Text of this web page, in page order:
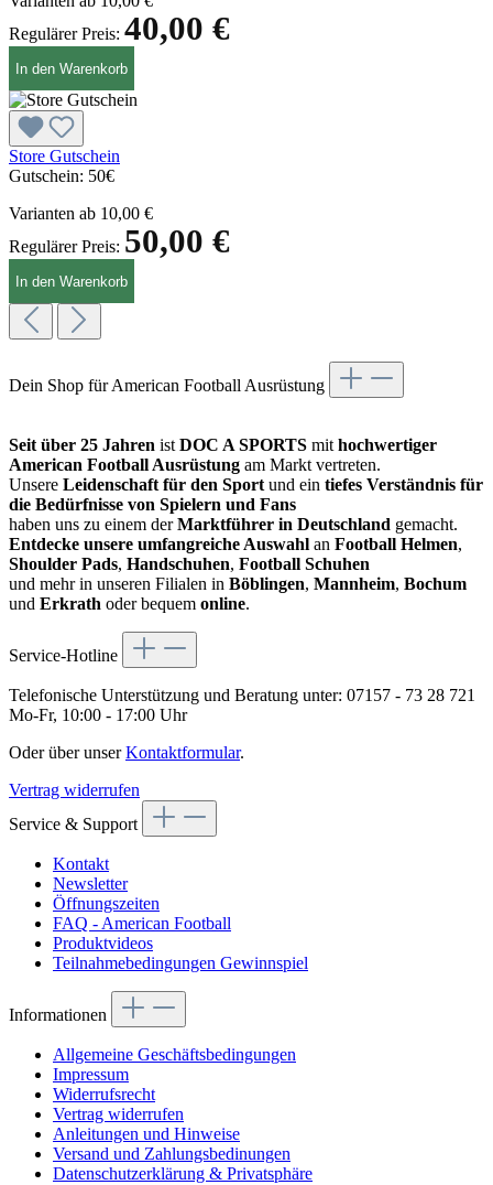
Regulärer Preis: 40,00 €
In den Warenkorb
Store Gutschein
Gutschein: 50€
Varianten ab 10,00 €
Regulärer Preis: 50,00 €
In den Warenkorb
Dein Shop für American Football Ausrüstung
Seit über 25 Jahren ist DOC A SPORTS mit hochwertiger
American Football Ausrüstung am Markt vertreten.
Unsere Leidenschaft für den Sport und ein tiefes Verständnis für
die Bedürfnisse von Spielern und Fans
haben uns zu einem derMarktführer in Deutschland gemacht.
Entdecke unsere umfangreiche Auswahl an Football Helmen,
Shoulder Pads, Handschuhen, Football Schuhen
und mehr in unseren Filialen in Böblingen, Mannheim, Bochum
und Erkrath oder bequem online.
Service-Hotline
Telefonische Unterstützung und Beratung unter: 07157 - 73 28 721
Mo-Fr, 10:00 - 17:00 Uhr
Oder über unserKontaktformular.
Vertrag widerrufen
Service & Support
Kontakt
Newsletter
Öffnungszeiten
FAQ - American Football
Produktvideos
Teilnahmebedingungen Gewinnspiel
Informationen
Allgemeine Geschäftsbedingungen
Impressum
Widerrufsrecht
Vertrag widerrufen
Anleitungen und Hinweise
Versand und Zahlungsbedinungen
Datenschutzerklärung & Privatsphäre